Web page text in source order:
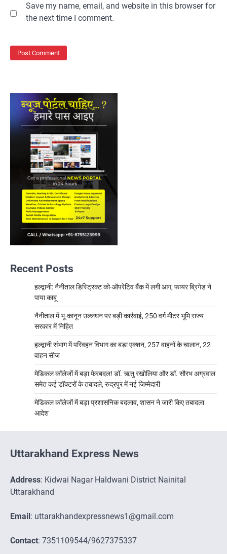
Save my name, email, and website in this browser for
the next time I comment.
Recent Posts
हल्द्वानी: नैनीताल डिस्ट्रिक्ट को-ऑपरेटिव बैंक में लगी आग, फायर ब्रिगेड ने
पाया काबू
नैनीताल में भू-कानून उल्लंघन पर बड़ी कार्रवाई, 250 वर्ग मीटर भूमि राज्य
सरकार में निहित
हल्द्वानी संभाग में परिवहन विभाग का बड़ा एक्शन, 257 वाहनों के चालान, 22
वाहन सीज
मेडिकल कॉलेजों में बड़ा फेरबदल! डॉ. ऋतु रखोलिया और डॉ. सौरभ अग्रवाल
समेत कई डॉक्टरों के तबादले, रुद्रपुर में नई जिम्मेदारी
मेडिकल कॉलेजों में बड़ा प्रशासनिक बदलाव, शासन ने जारी किए तबादला
आदेश
Uttarakhand Express News
Address: Kidwai Nagar Haldwani District Nainital
Uttarakhand
Email : uttarakhandexpressnews1@gmail.com
Contact: 7351109544/9627375337